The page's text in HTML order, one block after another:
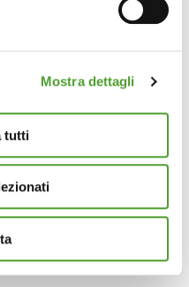
scansionandolo
i tuoi dati personali
e di profilazione di
esperienza di
in linea con le
modificare le
Mostra dettagli
tutti
(BG)